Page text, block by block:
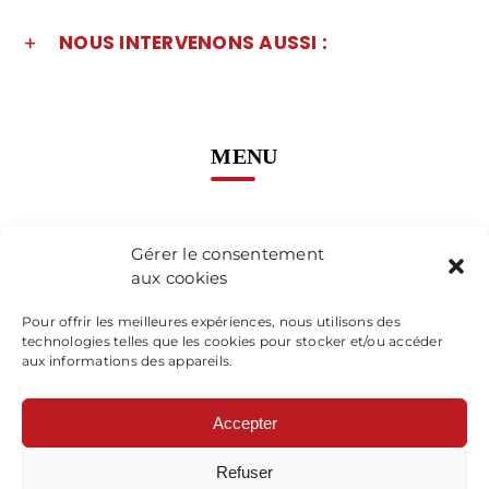
Gérer le consentement
aux cookies
Pour offrir les meilleures expériences, nous utilisons des
technologies telles que les cookies pour stocker et/ou accéder
aux informations des appareils.
Accepter
Refuser
NOUS INTERVENONS AUSSI :
MENU
Accueil
Prestations
Réalisations
Contact
MENUISERIE PILARD